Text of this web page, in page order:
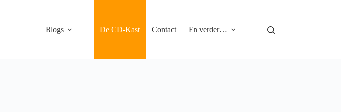
Blogs De CD-Kast Contact En verder…